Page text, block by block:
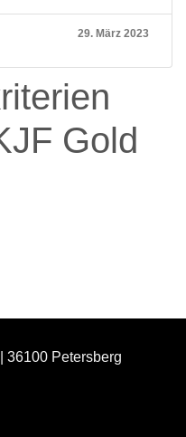
29. März 2023
Gold
36100 Petersberg